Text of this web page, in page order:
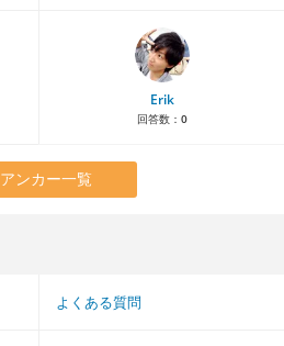
Erik
回答数： 0
アンカー一覧
よくある質問